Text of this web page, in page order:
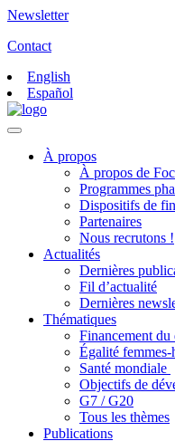
Newsletter
Contact
English
Español
À propos
À propos de
Programmes
Dispositifs de
Partenaires
Nous recrutons !
Actualités
Dernières
Fil d’actualité
Dernières
Thématiques
Financement du
Égalité femmes-
Santé mondiale
Objectifs de
G7 / G20
Tous les thèmes
Publications